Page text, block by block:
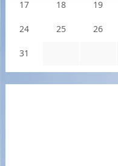
17 18 19
24 25 26
31